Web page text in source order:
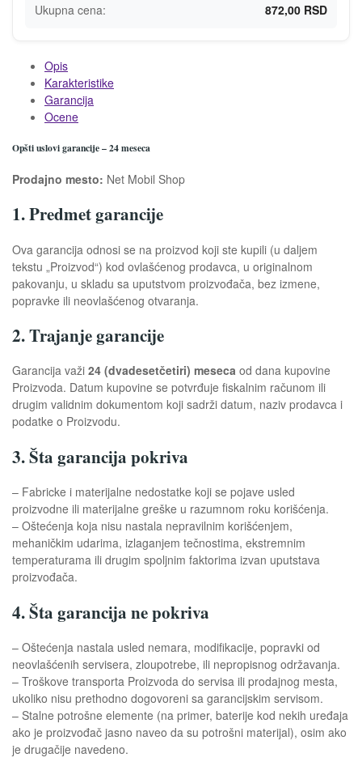
Ukupna cena:
872,00 RSD
Opis
Karakteristike
Garancija
Ocene
Opšti uslovi garancije – 24 meseca
Prodajno mesto: Net Mobil Shop
1. Predmet garancije
Ova garancija odnosi se na proizvod koji ste kupili (u daljem
tekstu „Proizvod“) kod ovlašćenog prodavca, u originalnom
pakovanju, u skladu sa uputstvom proizvođača, bez izmene,
popravke ili neovlašćenog otvaranja.
2. Trajanje garancije
Garancija važi 24 (dvadesetčetiri) meseca od dana kupovine
Proizvoda. Datum kupovine se potvrđuje fiskalnim računom ili
drugim validnim dokumentom koji sadrži datum, naziv prodavca i
podatke o Proizvodu.
3. Šta garancija pokriva
– Fabricke i materijalne nedostatke koji se pojave usled
proizvodne ili materijalne greške u razumnom roku korišćenja.
– Oštećenja koja nisu nastala nepravilnim korišćenjem,
mehaničkim udarima, izlaganjem tečnostima, ekstremnim
temperaturama ili drugim spoljnim faktorima izvan uputstava
proizvođača.
4. Šta garancija ne pokriva
– Oštećenja nastala usled nemara, modifikacije, popravki od
neovlašćenih servisera, zloupotrebe, ili nepropisnog održavanja.
– Troškove transporta Proizvoda do servisa ili prodajnog mesta,
ukoliko nisu prethodno dogovoreni sa garancijskim servisom.
– Stalne potrošne elemente (na primer, baterije kod nekih uređaja
ako je proizvođač jasno naveo da su potrošni materijal), osim ako
je drugačije navedeno.